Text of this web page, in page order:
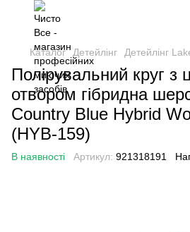
Каталог Детейлінг Детейлінг
Полірувальний круг з
отвором гібридна
Country Blue Hybrid
(HYB-159)
В наявності Артикул: 921318191